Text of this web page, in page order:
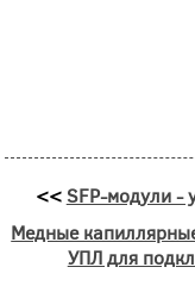
<< SFP-модули -
Медные
УПЛ для